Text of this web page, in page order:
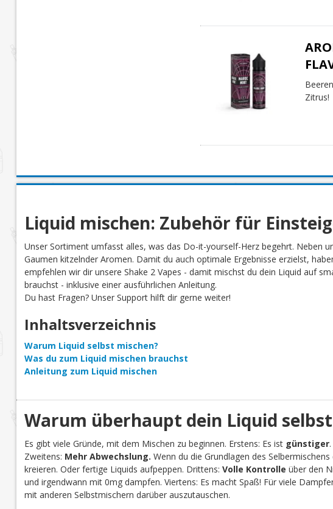
Zitrus!
Liquid mischen: Zubehör für
Unser Sortiment umfasst alles, was das Do-it-yourself-Herz begehrt. Neben
Gaumen kitzelnder Aromen. Damit du auch optimale Ergebnisse erzielst,
empfehlen wir dir unsere Shake 2 Vapes - damit mischst du dein Liquid auf
brauchst - inklusive einer ausführlichen Anleitung.
Du hast Fragen? Unser Support hilft dir gerne weiter!
Inhaltsverzeichnis
Warum Liquid selbst mischen?
Was du zum Liquid mischen brauchst
Anleitung zum Liquid mischen
Warum überhaupt dein Liquid
Es gibt viele Gründe, mit dem Mischen zu beginnen. Erstens: Es ist günstiger
Zweitens: Mehr Abwechslung. Wenn du die Grundlagen des
kreieren. Oder fertige Liquids aufpeppen. Drittens: Volle Kontrolle über den
und irgendwann mit 0mg dampfen. Viertens: Es macht Spaß! Für viele
mit anderen Selbstmischern darüber auszutauschen.